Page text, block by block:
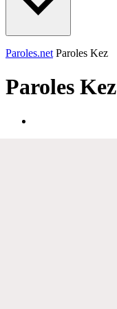
Paroles.net Paroles Kez
Paroles Kez